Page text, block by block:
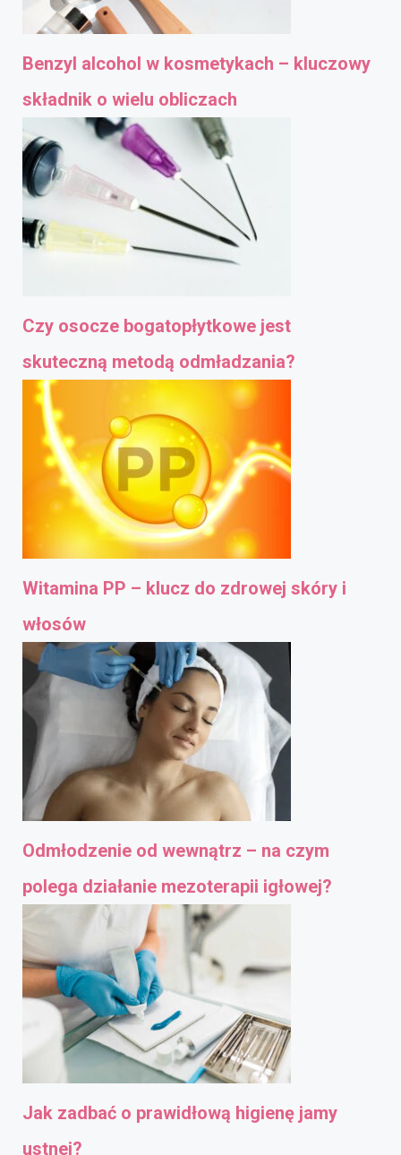
Benzyl alcohol w kosmetykach – kluczowy
składnik o wielu obliczach
Czy osocze bogatopłytkowe jest
skuteczną metodą odmładzania?
Witamina PP – klucz do zdrowej skóry i
włosów
Odmłodzenie od wewnątrz – na czym
polega działanie mezoterapii igłowej?
Jak zadbać o prawidłową higienę jamy
ustnej?